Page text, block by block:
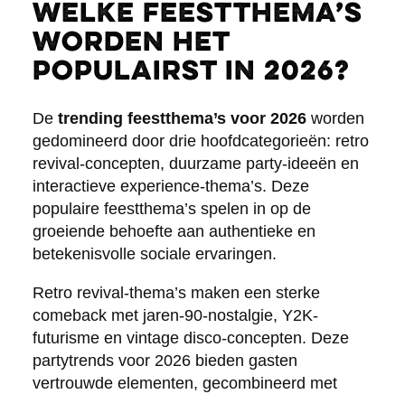
Welke feestthema’s
worden het
populairst in 2026?
De trending feestthema’s voor 2026worden
gedomineerd door drie hoofdcategorieën: retro
revival-concepten, duurzame party-ideeën en
interactieve experience-thema’s. Deze
populaire feestthema’s spelen in op de
groeiende behoefte aan authentieke en
betekenisvolle sociale ervaringen.
Retro revival-thema’s maken een sterke
comeback met jaren-90-nostalgie, Y2K-
futurisme en vintage disco-concepten. Deze
partytrends voor 2026 bieden gasten
vertrouwde elementen, gecombineerd met